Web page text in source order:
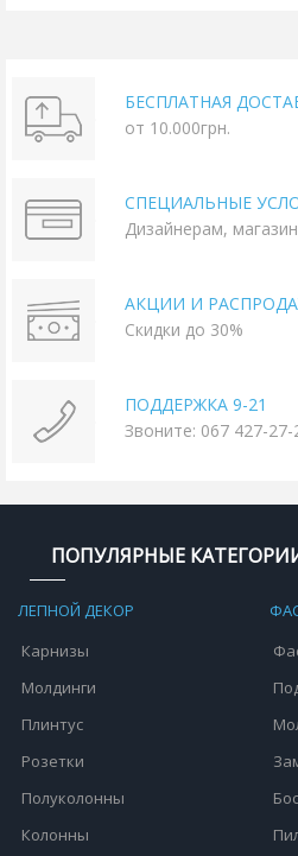
БЕСПЛАТНАЯ
от 10.000грн.
СПЕЦИАЛЬНЫЕ
Дизайнерам,
АКЦИИ И
Скидки до 30%
ПОДДЕРЖКА 9-21
Звоните: 067 427-27-
ПОПУЛЯРНЫЕ
ЛЕПНОЙ ДЕКОР
Карнизы
Молдинги
Плинтус
Розетки
Полуколонны
Колонны